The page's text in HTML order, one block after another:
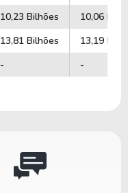
10,23 Bilhões
10,06
13,81 Bilhões
13,19
- -